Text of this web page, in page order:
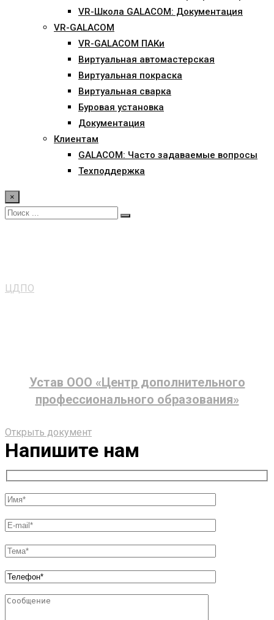
VR-Школа GALACOM: Документация
VR-GALACOM
VR-GALACOM ПАКи
Виртуальная автомастерская
Виртуальная покраска
Виртуальная сварка
Буровая установка
Документация
Клиентам
GALACOM: Часто задаваемые вопросы
Техподдержка
×
ЦДПО
Устав ООО «Центр дополнительного
профессионального образования»
Открыть документ
Напишите нам